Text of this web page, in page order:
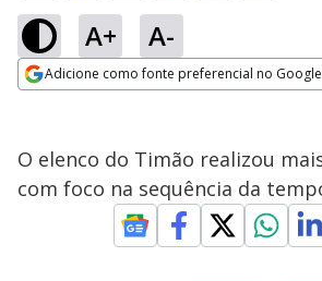
A+ A-
Adicione como fonte preferencial no Google
O elenco do Timão realizou
com foco na sequência da